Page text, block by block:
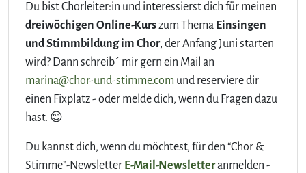
Du bist Chorleiter:in und interessierst dich für meinen
dreiwöchigen Online-Kurszum Thema Einsingen
und Stimmbildung im Chor, der Anfang Juni starten
wird? Dann schreib´ mir gern ein Mail an
marina@chor-und-stimme.com und reserviere dir
einen Fixplatz - oder melde dich, wenn du Fragen dazu
hast. 😊
Du kannst dich, wenn du möchtest, für den “Chor &
Stimme”-Newsletter E-Mail-Newsletteranmelden -